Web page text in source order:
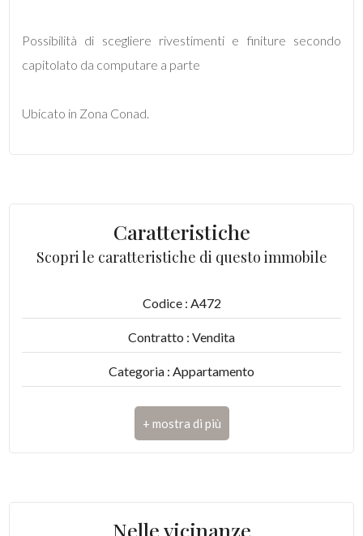
Possibilità di scegliere rivestimenti e finiture secondo
capitolato da computare a parte
Ubicato in Zona Conad.
Caratteristiche
Scopri le caratteristiche di questo immobile
Codice : A472
Contratto : Vendita
Categoria : Appartamento
Indirizzo : Via del Tiziano, 1
CAP : 63074
Nelle vicinanze
1
2
5
Camere